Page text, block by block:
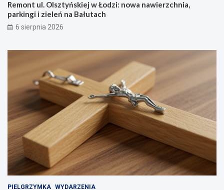
Remont ul. Olsztyńskiej w Łodzi: nowa nawierzchnia,
parkingi i zieleń na Bałutach
6 sierpnia 2026
PIELGRZYMKA WYDARZENIA